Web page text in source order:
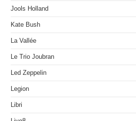
Jools Holland
Kate Bush
La Vallée
Le Trio Joubran
Led Zeppelin
Legion
Libri